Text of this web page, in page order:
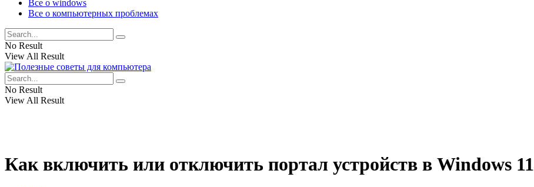
Все о windows
Все о компьютерных проблемах
No Result
View All Result
No Result
View All Result
Как включить или отключить портал устройств в Windows 11